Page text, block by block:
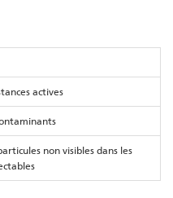
actives
non visibles dans les